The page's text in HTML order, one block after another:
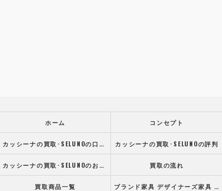
ホーム コンセプト
カッシーナの買取･SELUNOの口コミ情報 カッシーナの買取･SELUNOの評判
カッシーナの買取･SELUNOのお客様の声 買取の流れ
買取商品一覧 ブランド家具 デザイナーズ家具 高級オフィス家具